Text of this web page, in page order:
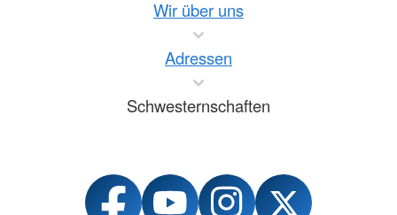
Wir über uns
Adressen
Schwesternschaften